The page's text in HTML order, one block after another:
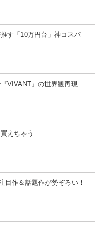
す「10万円台」神コスパ
VIVANT』の世界観再現
えちゃう
目作＆話題作が勢ぞろい！